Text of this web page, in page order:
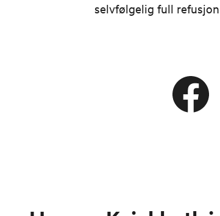
selvfølgelig full